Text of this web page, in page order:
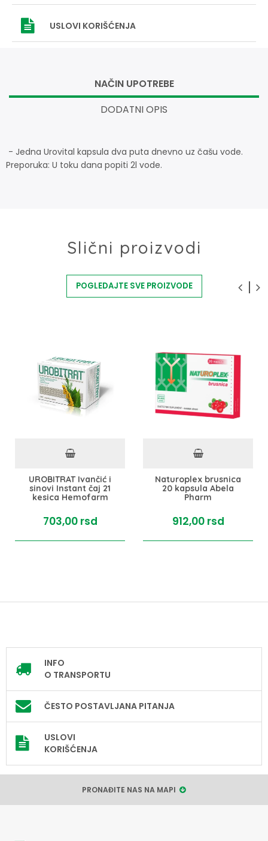
USLOVI KORIŠĆENJA
NAČIN UPOTREBE
DODATNI OPIS
- Jedna Urovital kapsula dva puta dnevno uz čašu vode.
Preporuka: U toku dana popiti 2l vode.
Slični proizvodi
POGLEDAJTE SVE PROIZVODE
UROBITRAT Ivančić i
sinovi Instant čaj 21
kesica Hemofarm
703,00 rsd
Naturoplex brusnica
20 kapsula Abela
Pharm
912,00 rsd
INFO
O TRANSPORTU
ČESTO POSTAVLJANA PITANJA
USLOVI
KORIŠĆENJA
PRONAĐITE NAS NA MAPI